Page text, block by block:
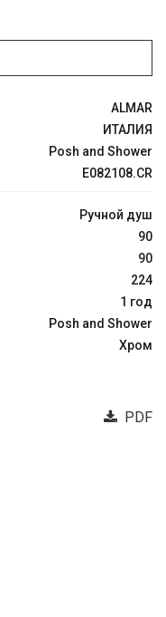
ALMAR
ИТАЛИЯ
Posh and Shower
E082108.CR
Ручной душ
90
90
224
1 год
Posh and Shower
Хром
PDF